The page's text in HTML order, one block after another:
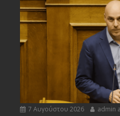
7 Αυγούστου 2026 admin